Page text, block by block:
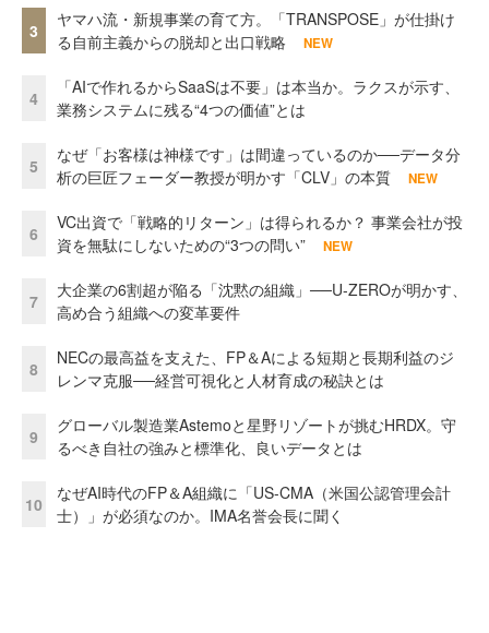
3
ヤマハ流・新規事業の育て方。「TRANSPOSE」が仕掛け
る自前主義からの脱却と出口戦略
NEW
4
「AIで作れるからSaaSは不要」は本当か。ラクスが示す、
業務システムに残る“4つの価値”とは
5
なぜ「お客様は神様です」は間違っているのか──データ分
析の巨匠フェーダー教授が明かす「CLV」の本質
NEW
6
VC出資で「戦略的リターン」は得られるか？ 事業会社が投
資を無駄にしないための“3つの問い”
NEW
7
大企業の6割超が陥る「沈黙の組織」──U-ZEROが明かす、
高め合う組織への変革要件
8
NECの最高益を支えた、FP＆Aによる短期と長期利益のジ
レンマ克服──経営可視化と人材育成の秘訣とは
9
グローバル製造業Astemoと星野リゾートが挑むHRDX。守
るべき自社の強みと標準化、良いデータとは
10
なぜAI時代のFP＆A組織に「US-CMA（米国公認管理会計
士）」が必須なのか。IMA名誉会長に聞く